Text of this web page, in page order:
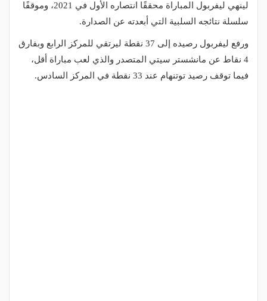
لينهي ليفربول المباراة محققًا انتصاره الأول في 2021، وموقفًا
سلسلة نتائجه السلبية التي أبعدته عن الصدارة.
ورفع ليفربول رصيده إلى 37 نقطة ليرتقي للمركز الرابع وبفارق
4 نقاط عن مانشستر سيتي المتصدر والذي لعب مباراة أقل،
فيما توقف رصيد توتنهام عند 33 نقطة في المركز السادس.